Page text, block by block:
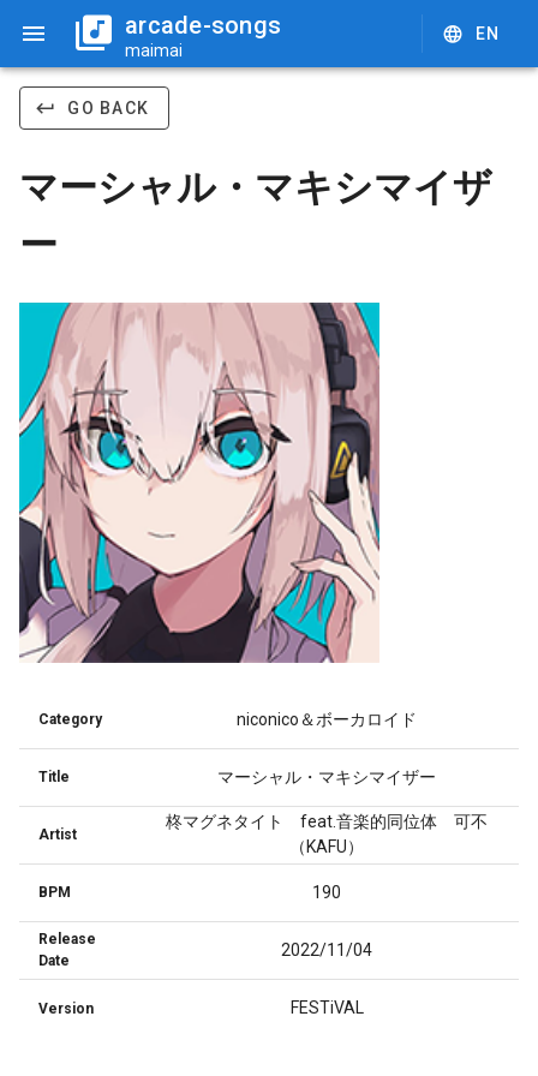
arcade-songs
maimai
EN
GO BACK
マーシャル・マキシマイザ
ー
Category niconico＆ボーカロイド
Title マーシャル・マキシマイザー
Artist
柊マグネタイト feat.音楽的同位体 可不
（KAFU）
BPM 190
Release
Date
2022/11/04
Version FESTiVAL